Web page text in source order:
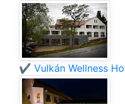
✔️ Vulkán Wellness